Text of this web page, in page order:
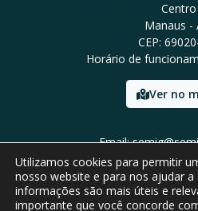
Centro
Manaus -
CEP:
Horário de
Ver no
Email:
Tel: (92)
Utilizamos cookies para permitir
nosso website e para nos ajudar a
informações são mais úteis e
importante que você concorde